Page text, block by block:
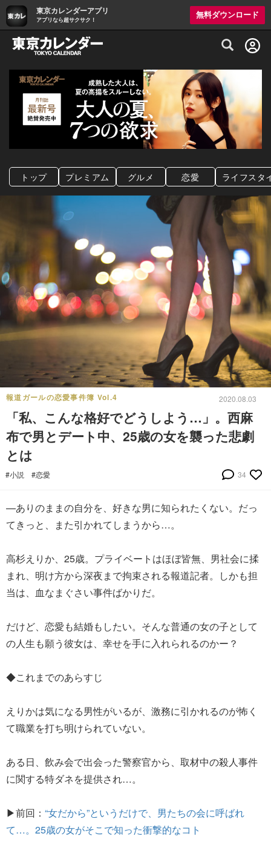
東京カレンダーアプリ
アプリなら超サクサク！
無料ダウンロード
グルメ情報・プレミアムレストラン予約
トップ プレミアム グルメ 恋愛 ライフスタ
報道ガールの恋愛事件簿 Vol.4 2020.08.03
「私、こんな格好でどうしよう…」。西麻
布で男とデート中、25歳の女を襲った悲劇
とは
#小説 #恋愛 34
—ありのままの自分を、好きな男に知られたくない。だっ
てきっと、また引かれてしまうから…。
高杉えりか、25歳。プライベートはほぼ皆無、男社会に揉
まれ、明け方から深夜まで拘束される報道記者。しかも担
当は、血なまぐさい事件ばかりだ。
だけど、恋愛も結婚もしたい。そんな普通の女の子として
の人生も願う彼女は、幸せを手に入れられるのかー？
◆これまでのあらすじ
えりかは気になる男性がいるが、激務に引かれるのが怖く
て職業を打ち明けられていない。
ある日、飲み会で出会った警察官から、取材中の殺人事件
に関する特ダネを提供され…。
▶前回： “女だから”というだけで、男たちの会に呼ばれ
て…。25歳の女がそこで知った衝撃的なコト